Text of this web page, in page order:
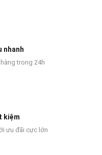
nhanh
trong 24h
kiệm
ưu đãi cực lớn